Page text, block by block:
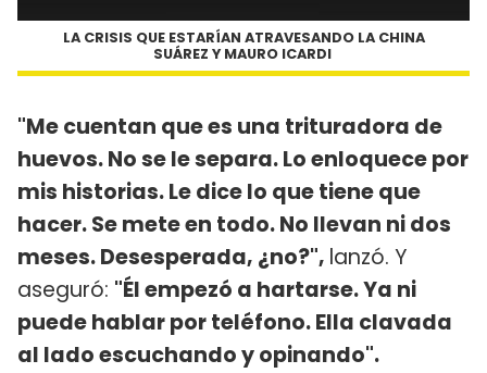
LA CRISIS QUE ESTARÍAN ATRAVESANDO LA CHINA
SUÁREZ Y MAURO ICARDI
"Me cuentan que es una trituradora de
huevos. No se le separa. Lo enloquece por
mis historias. Le dice lo que tiene que
hacer. Se mete en todo. No llevan ni dos
meses. Desesperada, ¿no?", lanzó. Y
aseguró: "Él empezó a hartarse. Ya ni
puede hablar por teléfono. Ella clavada
al lado escuchando y opinando".